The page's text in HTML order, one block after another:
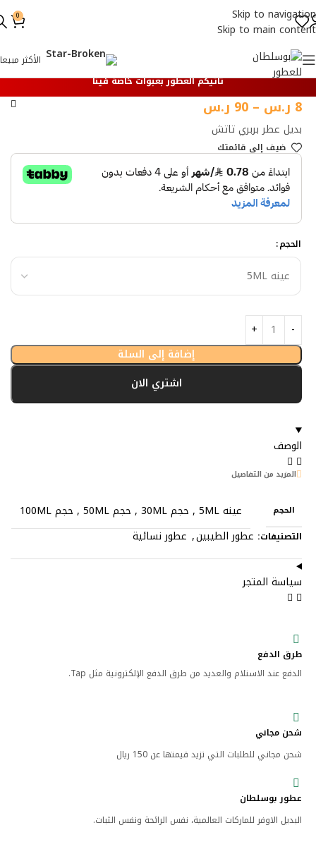
Skip to navigation
Skip to main content
0
الأكثر مبيعا
تأتيكم العطور بعبوات خاصة فينا
بديل عطر بربري تاتش
8 ر.س –
90 ر.س
ضيف إلي قائمتك
الحجم
إضافة إلى السلة
اشتري الان
الوصف
المزيد من التفاصيل
الحجم عينه 5ML , حجم 30ML , حجم 50ML , حجم 100ML
التصنيفات: عطور الطيبين, عطور نسائية
سياسة المتجر
طرق الدفع
الدفع عند الاستلام والعديد من طرق الدفع الإلكترونية مثل Tap.
شحن مجاني
شحن مجاني للطلبات التي تزيد قيمتها عن 150 ريال
عطور بوسلطان
البديل الاوفر للماركات العالمية، نفس الرائحة ونفس الثبات.